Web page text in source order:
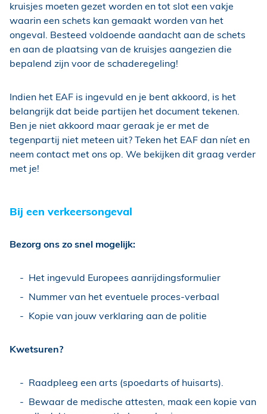
kruisjes moeten gezet worden en tot slot een vakje
waarin een schets kan gemaakt worden van het
ongeval. Besteed voldoende aandacht aan de schets
en aan de plaatsing van de kruisjes aangezien die
bepalend zijn voor de schaderegeling!
Indien het EAF is ingevuld en je bent akkoord, is het
belangrijk dat beide partijen het document tekenen.
Ben je niet akkoord maar geraak je er met de
tegenpartij niet meteen uit? Teken het EAF dan níet en
neem contact met ons op. We bekijken dit graag verder
met je!
Bij een verkeersongeval
Bezorg ons zo snel mogelijk:
Het ingevuld Europees aanrijdingsformulier
Nummer van het eventuele proces-verbaal
Kopie van jouw verklaring aan de politie
Kwetsuren?
Raadpleeg een arts (spoedarts of huisarts).
Bewaar de medische attesten, maak een kopie van